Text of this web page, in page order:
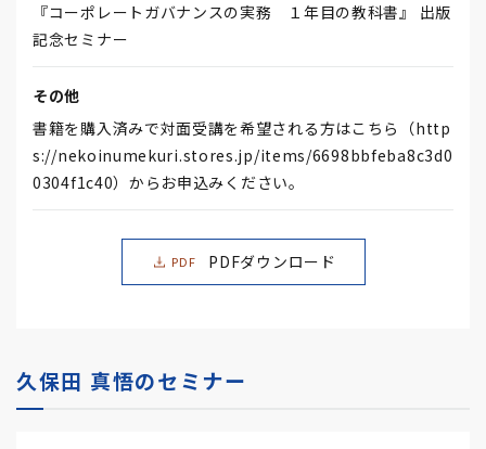
『コーポレートガバナンスの実務 １年目の教科書』 出版
記念セミナー
その他
書籍を購入済みで対面受講を希望される方はこちら（http
s://nekoinumekuri.stores.jp/items/6698bbfeba8c3d0
0304f1c40）からお申込みください。
PDF PDFダウンロード
久保田 真悟のセミナー